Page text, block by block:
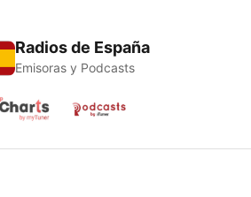
Radios de España
Emisoras y Podcasts